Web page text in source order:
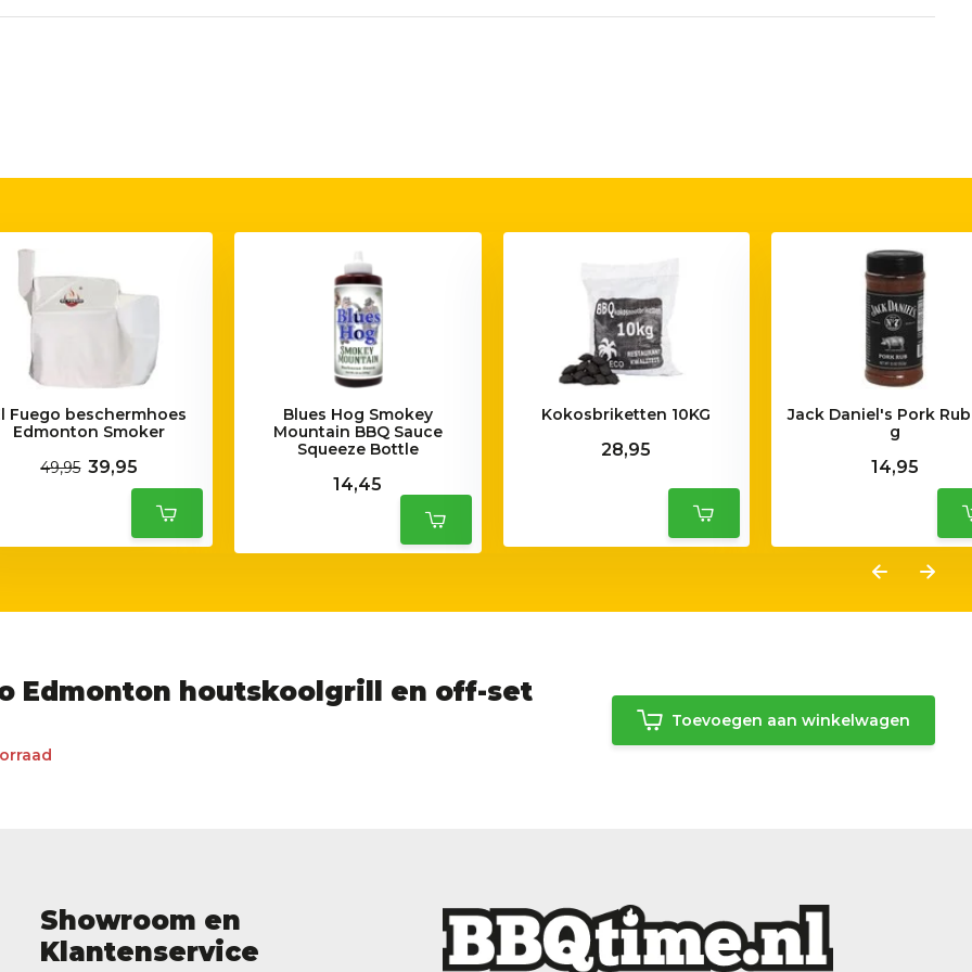
Fuego beschermhoes
Edmonton Smoker
49,95 39,95
Blues Hog Smokey
Mountain BBQ Sauce
Squeeze Bottle
14,45
Kokosbriketten 10KG
28,95
Jack Daniel's Pork Rub
g
14,95
Edmonton houtskoolgrill en off-set
Toevoegen aan winkelwagen
Showroom en
Klantenservice